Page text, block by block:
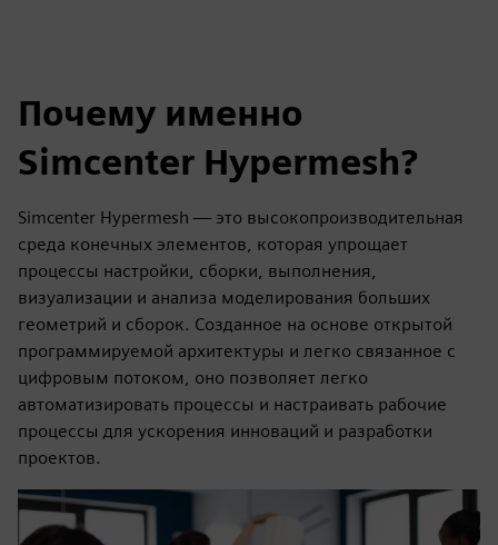
Почему именно
Simcenter Hypermesh?
Simcenter Hypermesh — это высокопроизводительная
среда конечных элементов, которая упрощает
процессы настройки, сборки, выполнения,
визуализации и анализа моделирования больших
геометрий и сборок. Созданное на основе открытой
программируемой архитектуры и легко связанное с
цифровым потоком, оно позволяет легко
автоматизировать процессы и настраивать рабочие
процессы для ускорения инноваций и разработки
проектов.